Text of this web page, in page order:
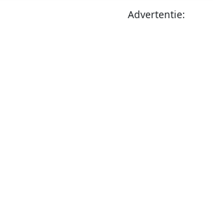
Advertentie: